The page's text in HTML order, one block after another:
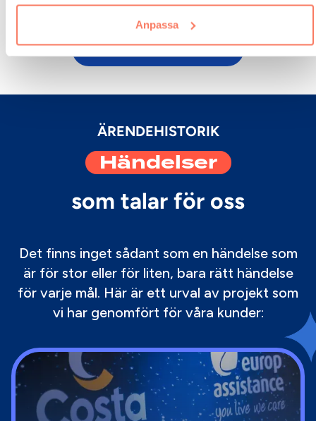
Anpassa
centraliserad fakturering och en fullständig
översikt över utgifter och nyckeltal.
Ta reda på hur det fungerar
ÄRENDEHISTORIK
Händelser
som talar för oss
Det finns inget sådant som en händelse som
är för stor eller för liten, bara rätt händelse
för varje mål. Här är ett urval av projekt som
vi har genomfört för våra kunder: